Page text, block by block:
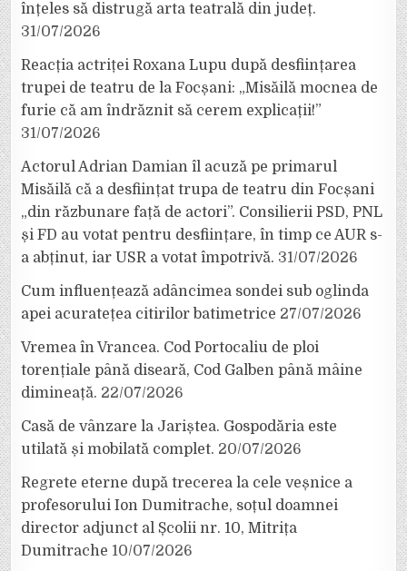
înțeles să distrugă arta teatrală din județ.
31/07/2026
Reacția actriței Roxana Lupu după desființarea
trupei de teatru de la Focșani: „Misăilă mocnea de
furie că am îndrăznit să cerem explicații!”
31/07/2026
Actorul Adrian Damian îl acuză pe primarul
Misăilă că a desființat trupa de teatru din Focșani
„din răzbunare față de actori”. Consilierii PSD, PNL
și FD au votat pentru desființare, în timp ce AUR s-
a abținut, iar USR a votat împotrivă. 31/07/2026
Cum influențează adâncimea sondei sub oglinda
apei acuratețea citirilor batimetrice 27/07/2026
Vremea în Vrancea. Cod Portocaliu de ploi
torențiale până diseară, Cod Galben până mâine
dimineață. 22/07/2026
Casă de vânzare la Jariștea. Gospodăria este
utilată și mobilată complet. 20/07/2026
Regrete eterne după trecerea la cele veșnice a
profesorului Ion Dumitrache, soțul doamnei
director adjunct al Școlii nr. 10, Mitrița
Dumitrache 10/07/2026